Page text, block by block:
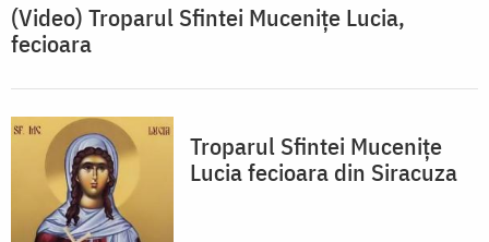
(Video) Troparul Sfintei Mucenițe Lucia,
fecioara
Troparul Sfintei Muceniţe
Lucia fecioara din Siracuza